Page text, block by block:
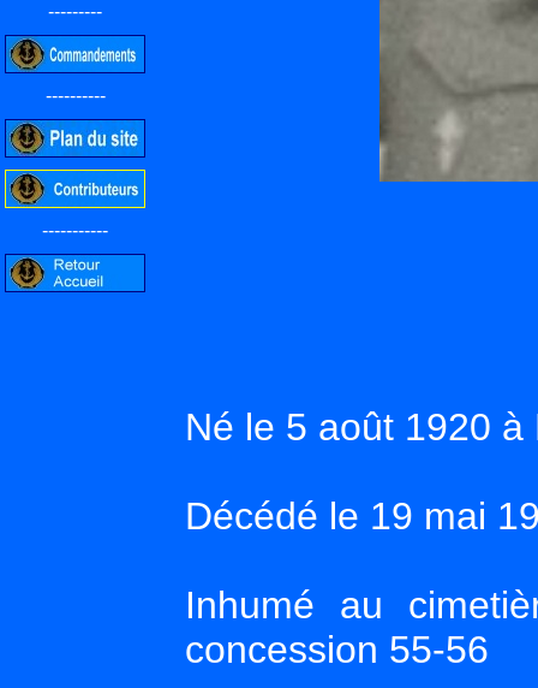
---------
----------
-----------
Né le 5 août 1920
Décédé le 19 mai
Inhumé au
concession 55-56